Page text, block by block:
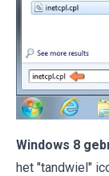
Windows 8
het "tandwiel"